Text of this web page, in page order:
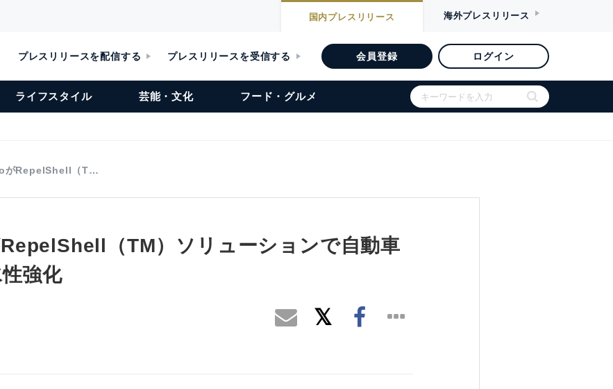
国内プレスリリース 海外プレスリリース
プレスリリースを配信する プレスリリースを受信する 会員登録 ログイン
ライフスタイル 芸能・文化 フード・グルメ
がRepelShell（T…
（TM）ソリューションで自動車
強化